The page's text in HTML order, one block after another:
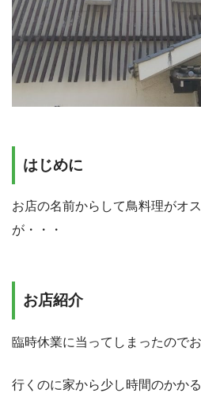
はじめに
お店の名前からして鳥料理がオ
が・・・
お店紹介
臨時休業に当ってしまったので
行くのに家から少し時間のかか